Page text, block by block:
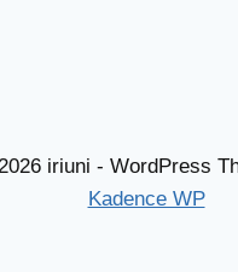
iriuni - WordPress
Kadence WP